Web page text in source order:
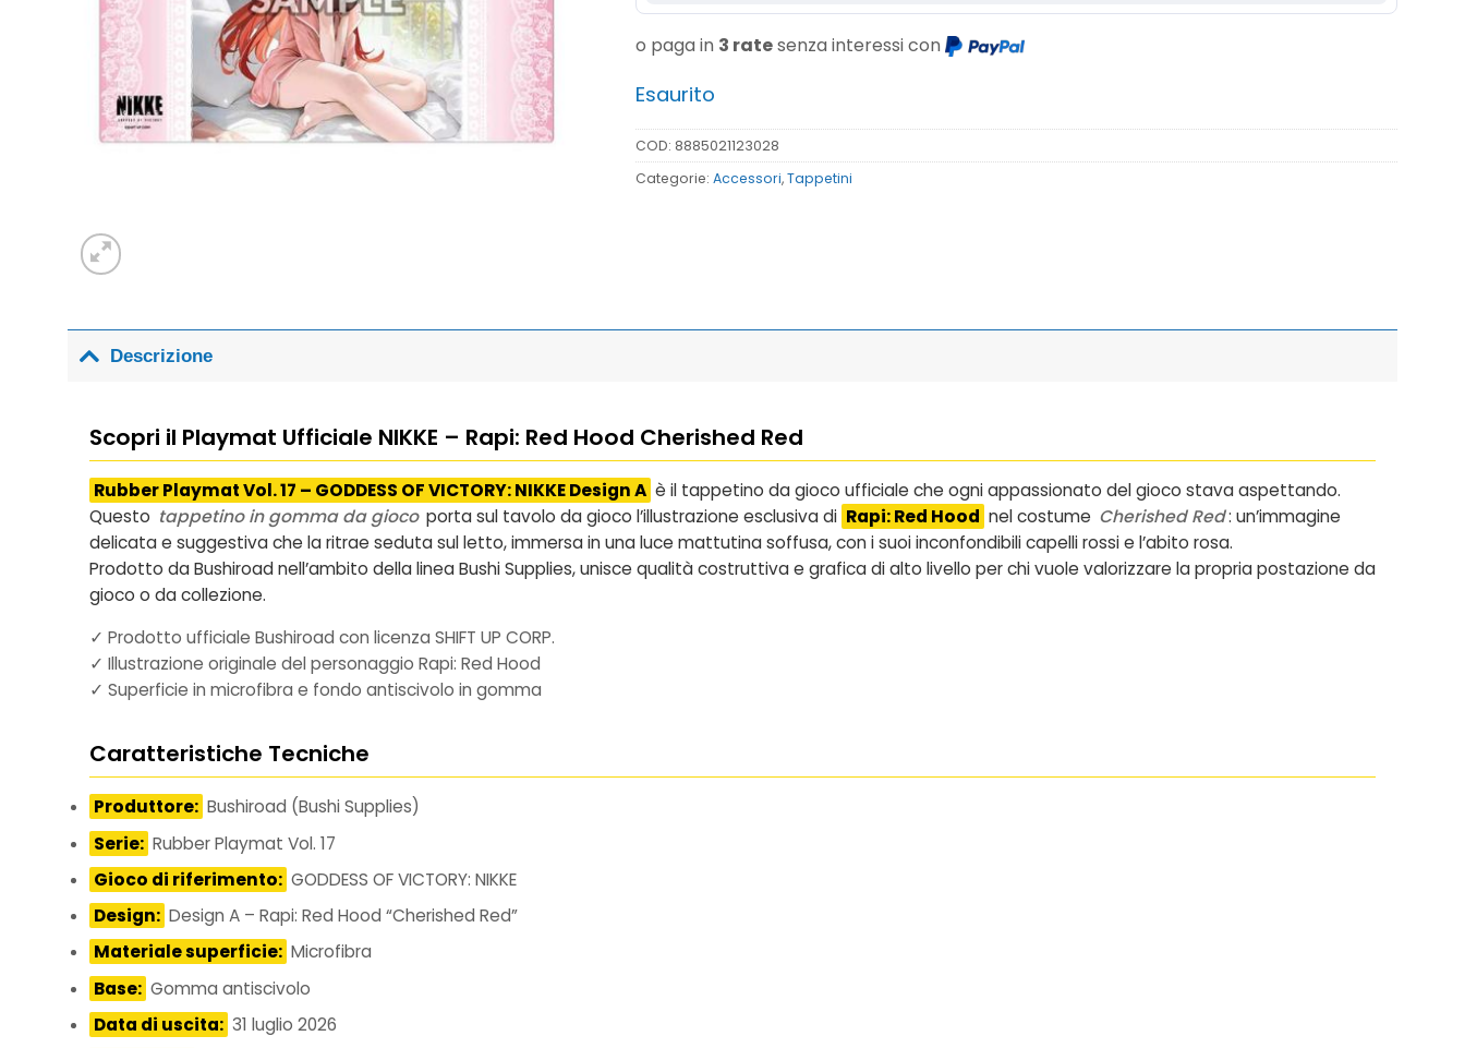
o paga in 3 ratesenza interessi con
Esaurito
COD: 8885021123028
Categorie: Accessori,Tappetini
Descrizione
Scopri il Playmat Ufficiale NIKKE – Rapi: Red Hood Cherished Red
Rubber Playmat Vol. 17 – GODDESS OF VICTORY: NIKKE Design A è il tappetino da gioco ufficiale che ogni appassionato del gioco stava aspettando.
Questo tappetino in gomma da gioco porta sul tavolo da gioco l’illustrazione esclusiva di Rapi: Red Hood nel costume Cherished Red: un’immagine
delicata e suggestiva che la ritrae seduta sul letto, immersa in una luce mattutina soffusa, con i suoi inconfondibili capelli rossi e l’abito rosa.
Prodotto daBushiroadnell’ambito della lineaBushi Supplies, unisce qualità costruttiva e grafica di alto livello per chi vuole valorizzare la propria postazione da
gioco o da collezione.
✓ Prodotto ufficiale Bushiroad con licenza SHIFT UP CORP.
✓ Illustrazione originale del personaggio Rapi: Red Hood
✓ Superficie in microfibra e fondo antiscivolo in gomma
Caratteristiche Tecniche
Produttore: Bushiroad (Bushi Supplies)
Serie: Rubber Playmat Vol. 17
Gioco di riferimento: GODDESS OF VICTORY: NIKKE
Design: Design A – Rapi: Red Hood “Cherished Red”
Materiale superficie: Microfibra
Base: Gomma antiscivolo
Data di uscita: 31 luglio 2026